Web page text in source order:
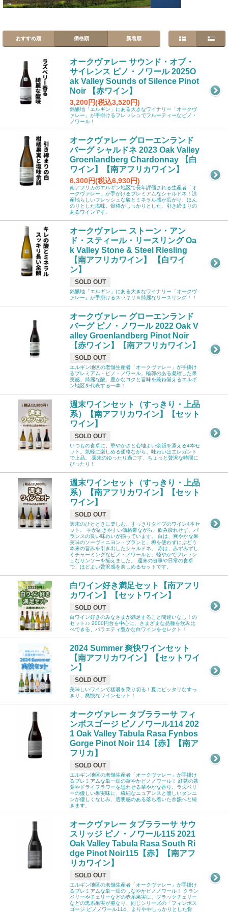
おすすめ順 価格順 新着順
オークヴァレー サウンド・オブ・
サイレンス ピノ・ノワール 2025O
ak Valley Sounds of Silence Pinot
Noir 【赤ワイン】
3,200円(税込3,520円)
銘醸地「エルギン」にある大きなワイナリー「オークヴ
ァレー」が手掛けるフレッシュでフルーティーなピノ・
ノワール！
オークヴァレー グローエンランド
バーグ シャルドネ 2023 Oak Valley
Groenlandberg Chardonnay 【白
ワイン】【南アフリカワイン】
6,300円(税込6,930円)
南アフリカのエルギン地区で長年評価される生産者「オ
ークヴァレー」が手がけるプレミアムなシャルドネ！涼
産地らしいフレッシュな酸とミネラル感が広がり、ほん
のりとした塩味。骨格がしっかりとした、引き締まりの
あるワインです。
オークヴァレー ストーン・アン
ド・スティール・リースリング Oa
k Valley Stone & Steel Riesling
【南アフリカワイン】 【白ワイ
ン】
SOLD OUT
銘醸地「エルギン」にある大きなワイナリー「オークヴ
ァレー」が手掛けるスッキリ＆綺麗なリースリング！！
オークヴァレー グローエンランド
バーグ ピノ・ノワール 2022 Oak V
alley Groenlandberg Pinot Noir
【赤ワイン】【南アフリカワイン】
SOLD OUT
エルギン地区の老舗生産者「オークヴァレー」が手掛け
るプレミアム・ピノ・ノワール。輪郭のある凝縮した果
実感、綺麗な酸、豊かなコクと旨味を兼ね備えるエルギ
ン地区を代表する一本！
週末ワインセット（すっきり・上品
系）【南アフリカワイン】【セット
ワイン】
SOLD OUT
いつもの食卓に、華やかさと心地よい余韻を添える4本セ
ット。気軽に楽しめる価格ながら、味わいはエレガント
で上品。 週末のゆったり過ごす、ちょっと贅沢な時間に
ぴったり！
週末ワインセット（すっきり・上品
系）【南アフリカワイン】【セット
ワイン】
SOLD OUT
週末のひとときに楽しむ、すっきりタイプのワイン4本セ
ット。 手が届きやすい価格帯ながら、飲み疲れせず、バ
ランスの良い味わいが揃っています。 白は、爽やかな果
実味のソーヴィニヨン・ブランと、樽を使わずにぶどう
本来の旨みを引き出したシャルドネ。 赤は、みずみずし
くチャーミングなピノ・ノワールと、軽やかでフレッシ
ュなサンソーを揃えました。 週末の食事や日常の食卓
で、ほどよい贅沢感を楽しめるセットです。
白ワイン好き満足セット【南アフリ
カワイン】【セットワイン】
SOLD OUT
白ワイン好きのみなさまが満足すること間違いなし！の
セット♪♪ 2000円台を中心に、さまざまな品種を飲み比
べできる、バラエティ豊かな白ワインをセレクト！
2024 Summer 爽快ワインセット
【南アフリカワイン】【セットワイ
ン】
SOLD OUT
美味しいワインで猛暑を乗り切る！夏にピッタリなすっ
きり、爽快なワインセット！
オークヴァレー タブララーサ フィ
ンボスゴージ ピノノワール114 202
1 Oak Valley Tabula Rasa Fynbos
Gorge Pinot Noir 114【赤】【南ア
フリカ】
SOLD OUT
エルギン地区の老舗生産者「オークヴァレー」が手掛け
るプレミアムな単一畑の華やかピノノワール！ 紅茶の茶
葉やドライフラワーを思わせる華やかな香り。ラズベリ
ーの優しい果実味に、繊細なニュアンスと優しいタンニ
ンが優しくなじみ、透明感のある落ち着いた余韻へと続
きます。
オークヴァレー タブララーサ サウ
スリッジ ピノ・ノワール115 2021
Oak Valley Tabula Rasa South Ri
dge Pinot Noir115【赤】【南アフ
リカワイン】
SOLD OUT
エルギン地区の老舗生産者「オークヴァレー」が手掛け
るプレミアムな単一畑のしなやかピノノワール！ クラン
ベリーやチェリーなどの赤系果実に、ブラックチェリー
などの黒系果実が重なり、同じシリーズの「フィンボス
ゴージ ピノノワール114」よりややしっかりとした骨